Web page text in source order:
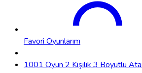
Favori Oyunlarım
1001 Oyun 2 Kişilik 3 Boyutlu